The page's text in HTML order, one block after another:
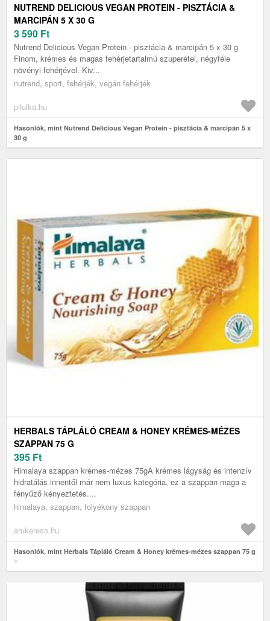
NUTREND DELICIOUS VEGAN PROTEIN - PISZTÁCIA &
MARCIPÁN 5 X 30 G
3 590 Ft
Nutrend Delicious Vegan Protein - pisztácia & marcipán 5 x 30 g
Finom, krémes és magas fehérjetartalmú szuperétel, négyféle
növényi fehérjével. Kiv...
nutrend, sport, fehérjék, vegán fehérjék
pilulka.hu
Hasonlók, mint Nutrend Delicious Vegan Protein - pisztácia & marcipán 5 x
30 g
HERBALS TÁPLÁLÓ CREAM & HONEY KRÉMES-MÉZES
SZAPPAN 75 G
395 Ft
Himalaya szappan krémes-mézes 75gA krémes lágyság és intenzív
hidratálás innentől már nem luxus kategória, ez a szappan maga a
fényűző kényeztetés....
himalaya, szappan, folyékony szappan
arukereso.hu
Hasonlók, mint Herbals Tápláló Cream & Honey krémes-mézes szappan 75 g